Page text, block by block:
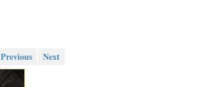
Previous Next